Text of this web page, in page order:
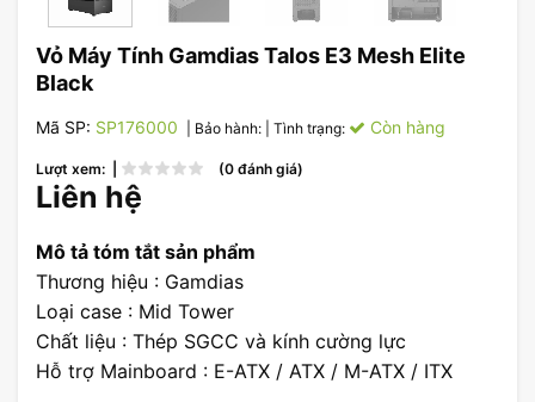
Vỏ Máy Tính Gamdias Talos E3 Mesh Elite
Black
Mã SP: SP176000 | Bảo hành: | Tình trạng: Còn hàng
Lượt xem: | (0 đánh giá)
Liên hệ
Mô tả tóm tắt sản phẩm
Thương hiệu : Gamdias
Loại case : Mid Tower
Chất liệu : Thép SGCC và kính cường lực
Hỗ trợ Mainboard : E-ATX / ATX / M-ATX / ITX